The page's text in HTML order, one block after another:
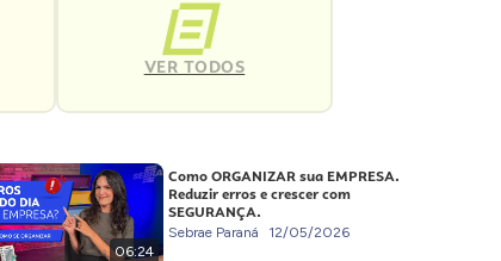
VER TODOS
06:24
Como ORGANIZAR sua EMPRESA.
Reduzir erros e crescer com
SEGURANÇA.
Sebrae Paraná 12/05/2026